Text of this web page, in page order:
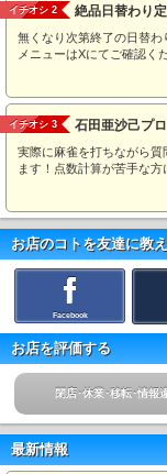
イチオシ 2 絶品日替わり
無くなり次第終了の日替わ
メニューはXにてご確認く
イチオシ 3 石田亜沙己プ
実際に麻雀を打ちながら質
ます！点数計算が苦手な
お店のコトを友達に教
Facebook
お店を評価する
閉店･休業･移転･情報
最新情報